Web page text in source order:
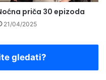
priča 30 epizoda
21/04/2025
gledati?